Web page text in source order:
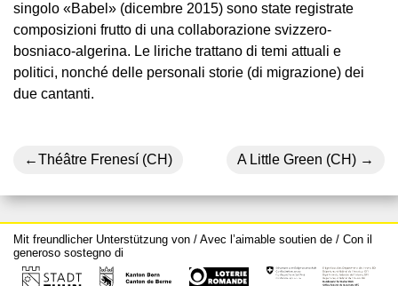
singolo «Babel» (dicembre 2015) sono state registrate
composizioni frutto di una collaborazione svizzero-
bosniaco-algerina. Le liriche trattano di temi attuali e
politici, nonché delle personali storie (di migrazione) dei
due cantanti.
Navigazione
articoli
Théâtre Frenesí (CH) A Little Green (CH)
Mit freundlicher Unterstützung von / Avec l’aimable soutien de / Con il
generoso sostegno di